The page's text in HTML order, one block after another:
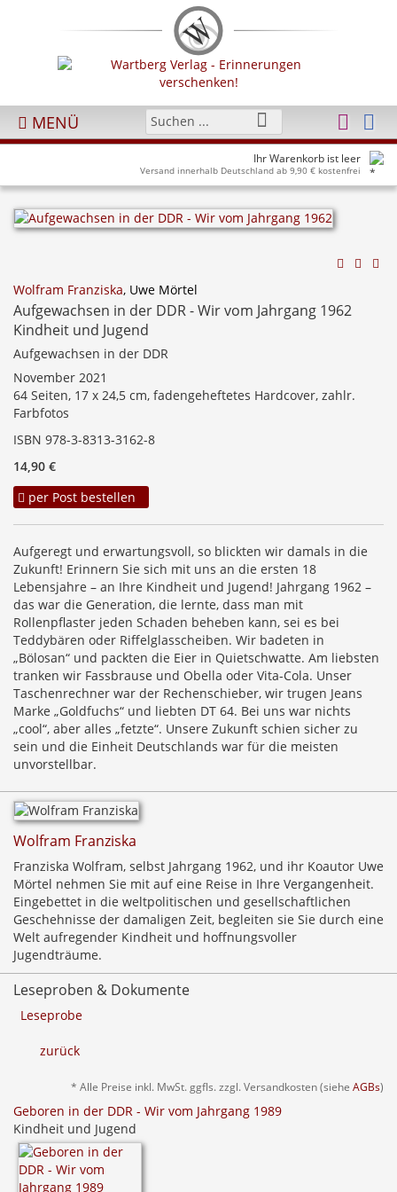
MENÜ
Ihr Warenkorb ist leer
Versand innerhalb Deutschland ab 9,90 € kostenfrei
Wolfram Franziska, Uwe Mörtel
Aufgewachsen in der DDR - Wir vom Jahrgang 1962
Kindheit und Jugend
Aufgewachsen in der DDR
November 2021
64 Seiten, 17 x 24,5 cm, fadengeheftetes Hardcover, zahlr.
Farbfotos
ISBN 978-3-8313-3162-8
14,90 €
per Post bestellen
Aufgeregt und erwartungsvoll, so blickten wir damals in die
Zukunft! Erinnern Sie sich mit uns an die ersten 18
Lebensjahre – an Ihre Kindheit und Jugend! Jahrgang 1962 –
das war die Generation, die lernte, dass man mit
Rollenpflaster jeden Schaden beheben kann, sei es bei
Teddybären oder Riffelglasscheiben. Wir badeten in
„Bölosan“ und packten die Eier in Quietschwatte. Am liebsten
tranken wir Fassbrause und Obella oder Vita-Cola. Unser
Taschenrechner war der Rechenschieber, wir trugen Jeans
Marke „Goldfuchs“ und liebten DT 64. Bei uns war nichts
„cool“, aber alles „fetzte“. Unsere Zukunft schien sicher zu
sein und die Einheit Deutschlands war für die meisten
unvorstellbar.
Wolfram Franziska
Franziska Wolfram, selbst Jahrgang 1962, und ihr Koautor Uwe
Mörtel nehmen Sie mit auf eine Reise in Ihre Vergangenheit.
Eingebettet in die weltpolitischen und gesellschaftlichen
Geschehnisse der damaligen Zeit, begleiten sie Sie durch eine
Welt aufregender Kindheit und hoffnungsvoller
Jugendträume.
Leseproben & Dokumente
Leseprobe
zurück
* Alle Preise inkl. MwSt. ggfls. zzgl. Versandkosten (siehe AGBs)
Geboren in der DDR - Wir vom Jahrgang 1989
Kindheit und Jugend